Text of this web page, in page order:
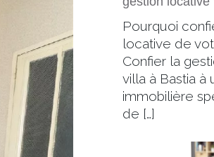
Pourquoi
locative de
Confier la
villa à Bastia à
immobilière
de […]